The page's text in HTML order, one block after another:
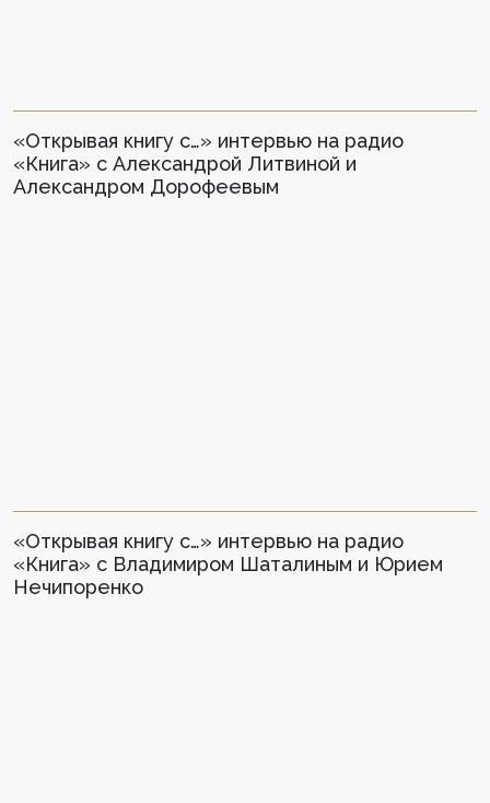
«Открывая книгу с…» интервью на радио
«Книга» с Александрой Литвиной и
Александром Дорофеевым
«Открывая книгу с…» интервью на радио
«Книга» с Владимиром Шаталиным и Юрием
Нечипоренко